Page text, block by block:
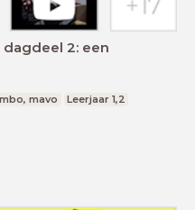
2: een
mavo Leerjaar 1,2